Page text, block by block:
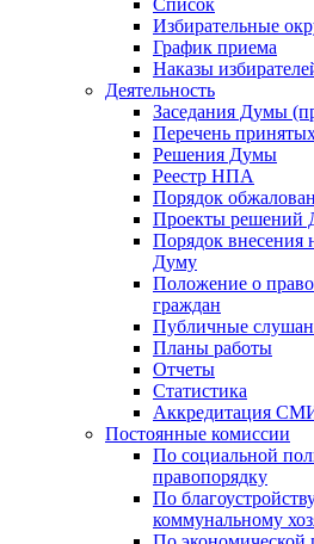
Список
Избирательные
График приема
Наказы
Деятельность
Заседания Думы
Перечень
Решения Думы
Реестр НПА
Порядок
Проекты решений
Порядок внесения
Думу
Положение о
граждан
Публичные
Планы работы
Отчеты
Статистика
Аккредитация
Постоянные комиссии
По социальной
правопорядку
По
коммунальному